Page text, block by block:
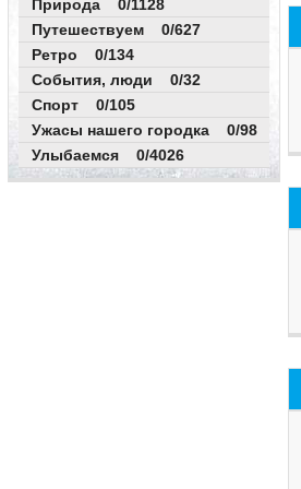
Природа 0/1128
Путешествуем 0/627
Ретро 0/134
События, люди 0/32
Спорт 0/105
Ужасы нашего городка 0/98
Улыбаемся 0/4026